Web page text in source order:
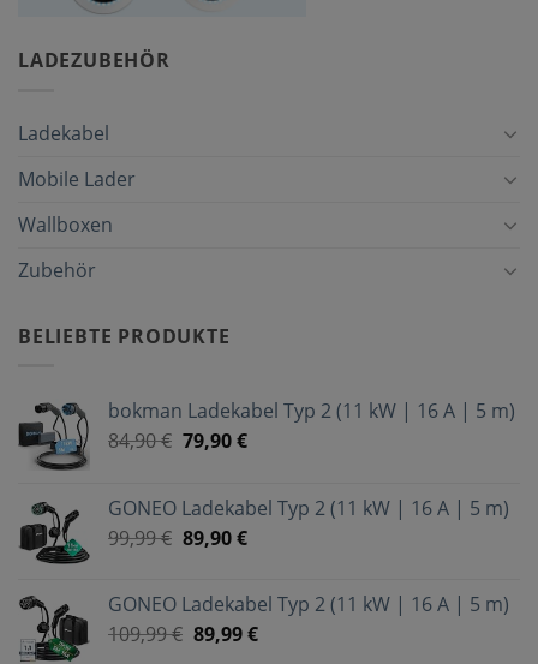
LADEZUBEHÖR
Ladekabel
Mobile Lader
Wallboxen
Zubehör
BELIEBTE PRODUKTE
bokman Ladekabel Typ 2 (11 kW | 16 A | 5 m)
84,90€ 79,90€
GONEO Ladekabel Typ 2 (11 kW | 16 A | 5 m)
99,99€ 89,90€
GONEO Ladekabel Typ 2 (11 kW | 16 A | 5 m)
109,99€ 89,99€